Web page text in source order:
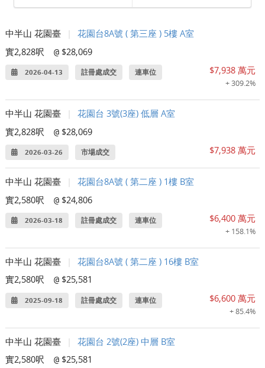
中半山 花園臺
花園台8A號 ( 第三座 ) 5樓 A室
實2,828呎
@ $28,069
2026-04-13 註冊處成交 連車位 $7,938 萬元
+ 309.2%
中半山 花園臺
花園台 3號(3座) 低層 A室
實2,828呎
@ $28,069
2026-03-26 市場成交 $7,938 萬元
中半山 花園臺
花園台8A號 ( 第二座 ) 1樓 B室
實2,580呎
@ $24,806
2026-03-18 註冊處成交 連車位 $6,400 萬元
+ 158.1%
中半山 花園臺
花園台8A號 ( 第二座 ) 16樓 B室
實2,580呎
@ $25,581
2025-09-18 註冊處成交 連車位 $6,600 萬元
+ 85.4%
中半山 花園臺
花園台 2號(2座) 中層 B室
實2,580呎
@ $25,581